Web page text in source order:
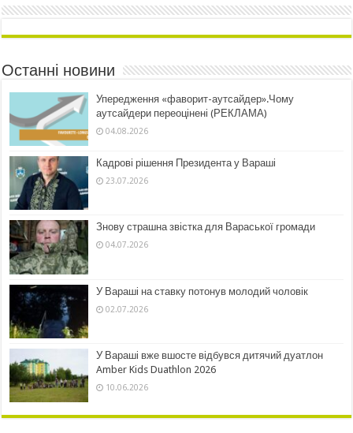
Останні новини
Упередження «фаворит-аутсайдер».Чому
аутсайдери переоцінені (РЕКЛАМА)
04.08.2026
Кадрові рішення Президента у Вараші
23.07.2026
Знову страшна звістка для Вараської громади
04.07.2026
У Вараші на ставку потонув молодий чоловік
02.07.2026
У Вараші вже вшосте відбувся дитячий дуатлон
Amber Kids Duathlon 2026
10.06.2026